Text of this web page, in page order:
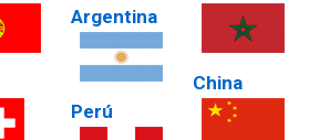
Argentina
Perú
China